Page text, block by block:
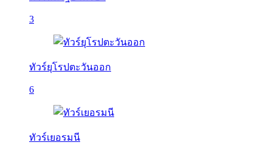
3
ทัวร์ยุโรปตะวันออก
6
ทัวร์เยอรมนี